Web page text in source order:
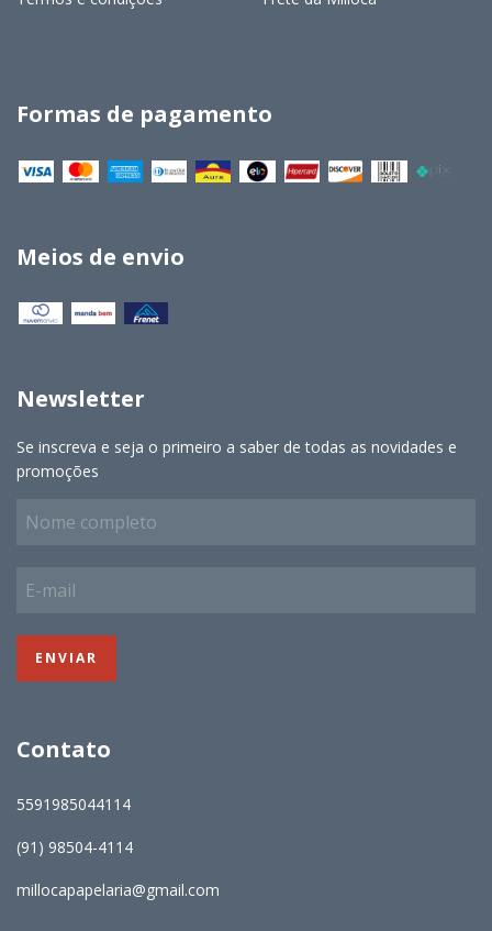
Formas de pagamento
Meios de envio
Newsletter
Se inscreva e seja o primeiro a saber de todas as novidades e
promoções
Contato
5591985044114
(91) 98504-4114
millocapapelaria@gmail.com